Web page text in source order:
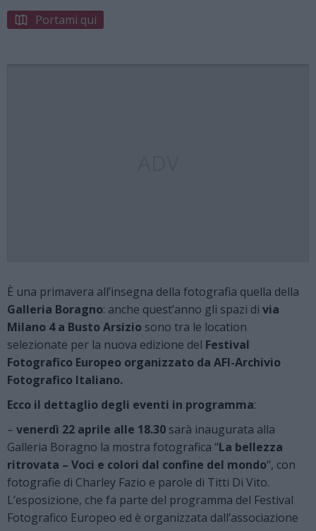
Portami qui
È una primavera all’insegna della fotografia quella della
Galleria Boragno: anche quest’anno gli spazi di via
Milano 4 a Busto Arsizio sono tra le location
selezionate per la nuova edizione del Festival
Fotografico Europeo organizzato da AFI-Archivio
Fotografico Italiano.
Ecco il dettaglio degli eventi in programma:
– venerdì 22 aprile alle 18.30 sarà inaugurata alla
Galleria Boragno la mostra fotografica “La bellezza
ritrovata – Voci e colori dal confine del mondo“, con
fotografie di Charley Fazio e parole di Titti Di Vito.
L’esposizione, che fa parte del programma del Festival
Fotografico Europeo ed è organizzata dall’associazione